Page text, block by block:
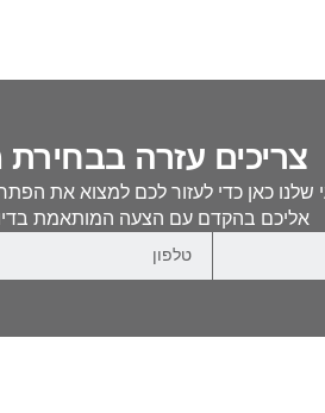
צריכים עזרה
שלנו כאן כדי לעזור לכם למצוא את
אליכם בהקדם עם הצעה המותאמת